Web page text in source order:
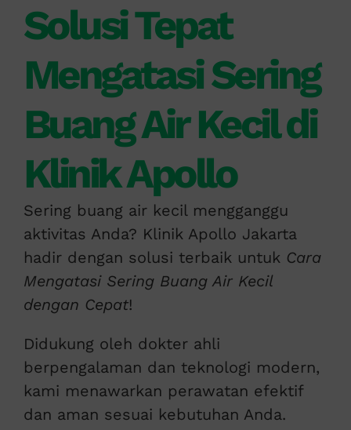
Solusi Tepat
Mengatasi Sering
Buang Air Kecil di
Klinik Apollo
Sering buang air kecil mengganggu
aktivitas Anda? Klinik Apollo Jakarta
hadir dengan solusi terbaik untuk Cara
Mengatasi Sering Buang Air Kecil
dengan Cepat!
Didukung oleh dokter ahli
berpengalaman dan teknologi modern,
kami menawarkan perawatan efektif
dan aman sesuai kebutuhan Anda.